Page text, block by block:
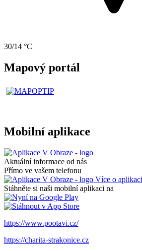
30/14 °C
Mapový portál
Mobilní aplikace
Aktuální informace od nás
Přímo ve vašem telefonu
Více o aplikaci
Stáhněte si naši mobilní aplikaci na
https://www.pootavi.cz/
https://charita-strakonice.cz